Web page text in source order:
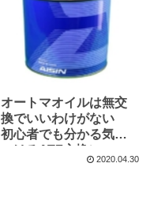
オートマオイルは無交
換でいいわけがない
初心者でも分かる気を
つけるATF交換につい
て写真付きで解説2020.04.30